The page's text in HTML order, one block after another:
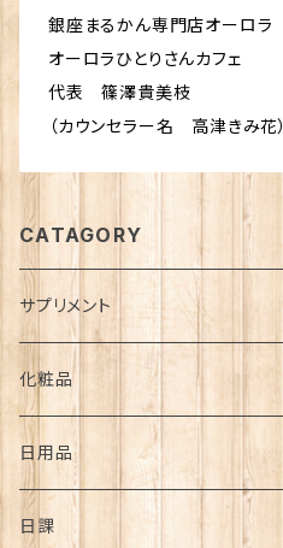
銀座まるかん専門店オーロラ
オーロラひとりさんカフェ
代表 篠澤貴美枝
（カウンセラー名 高津きみ花）
CATAGORY
サプリメント
ダイエット
疾患
高血圧
疲れ・痛み
化粧品
スキンケア・基礎化粧品
メイクアップ用品
日用品
バスアイテム
日課